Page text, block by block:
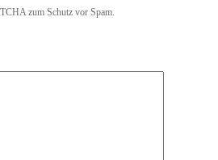
zum Schutz vor Spam.